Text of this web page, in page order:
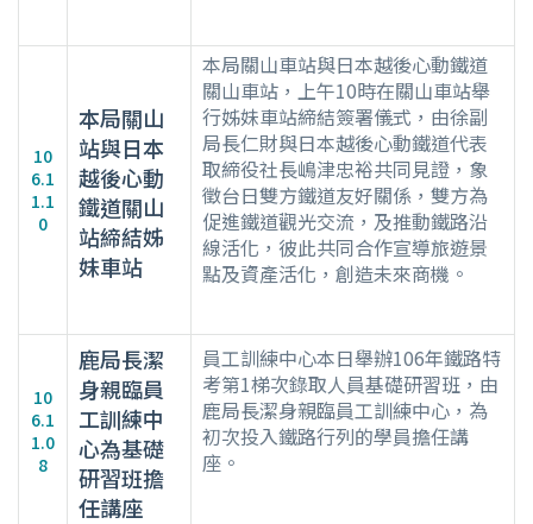
10
6.1
1.1
0
本局關山
站與日本
越後心動
鐵道關山
站締結姊
妹車站
本局關山車站與日本越後心動鐵道
關山車站，上午10時在關山車站舉
行姊妹車站締結簽署儀式，由徐副
局長仁財與日本越後心動鐵道代表
取締役社長嶋津忠裕共同見證，象
徵台日雙方鐵道友好關係，雙方為
促進鐵道觀光交流，及推動鐵路沿
線活化，彼此共同合作宣導旅遊景
點及資產活化，創造未來商機。
10
6.1
1.0
8
鹿局長潔
身親臨員
工訓練中
心為基礎
研習班擔
任講座
員工訓練中心本日舉辦106年鐵路特
考第1梯次錄取人員基礎研習班，由
鹿局長潔身親臨員工訓練中心，為
初次投入鐵路行列的學員擔任講
座。